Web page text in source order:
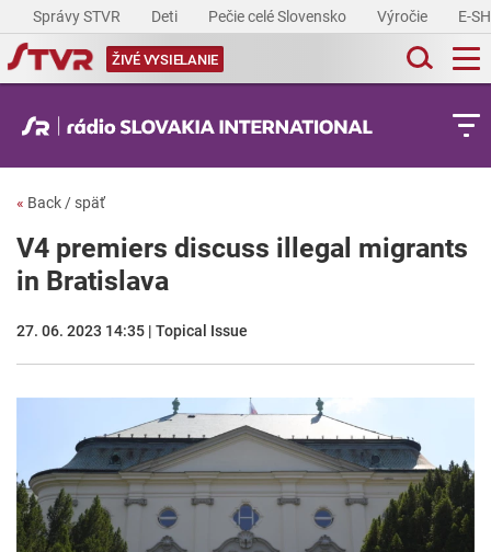
Správy STVR Deti Pečie celé Slovensko Výročie E-
ŽIVÉ VYSIELANIE
« Back / späť
V4 premiers discuss illegal migrants
in Bratislava
27. 06. 2023 14:35 | Topical Issue